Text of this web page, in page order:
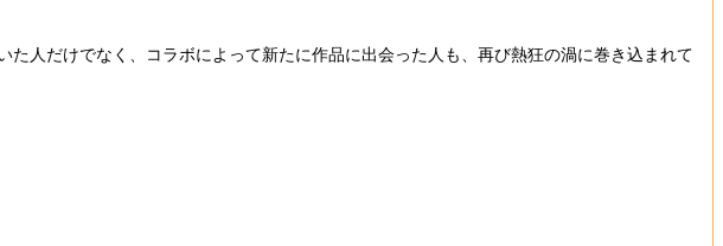
人だけでなく、コラボによって新たに作品に出会った人も、再び熱狂の渦に巻き込まれて